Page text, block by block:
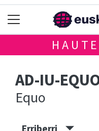
AD-IU-
Equo
Erriberri